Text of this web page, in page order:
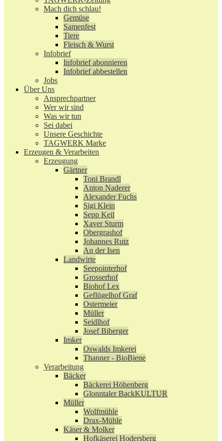
Mach dich schlau!
Gemüse
Samenfest
Tiere
Fleisch & Wurst
Infobrief
Infobrief abonnieren
Infobrief abbestellen
Jobs
Über Uns
Ansprechpartner
Wer wir sind
Was wir tun
Sei dabei
Unsere Geschichte
TAGWERK Marke
Erzeugen & Verarbeiten
Erzeugung
Gärtner
Toni Brandl
Anton Naderer
Alexander Fuchs
Sigi Klein
Sepp Keil
Xaver Sturm
Obergrashof
Johannes Rutz
An der Isen
Landwirte
Seepointerhof
Grosserhof
Biohof Lex
Geflügelhof Graf
Ostermeier
Müller
Seidlhof
Josef Biberger
Imker
Oswalds Imkerei
Thanner - BioBiene
Verarbeitung
Bäcker
Bäckerei Höhenberg
Glonntaler BackKULTUR
Müller
Wolfmühle
Drax-Mühle
Käser & Molker
Hofkäserei Hodersberg